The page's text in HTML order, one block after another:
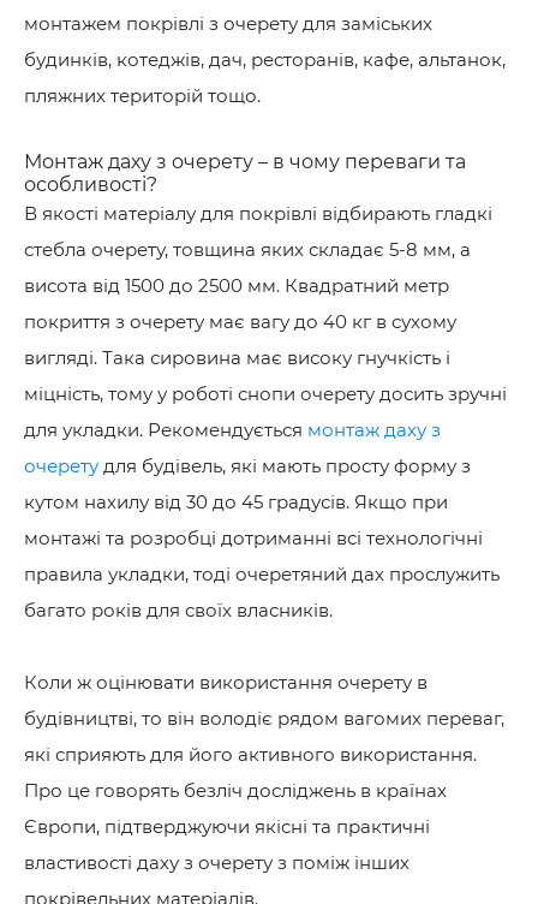
монтажем покрівлі з очерету для заміських
будинків, котеджів, дач, ресторанів, кафе, альтанок,
пляжних територій тощо.
Монтаж даху з очерету – в чому переваги та
особливості?
В якості матеріалу для покрівлі відбирають гладкі
стебла очерету, товщина яких складає 5-8 мм, а
висота від 1500 до 2500 мм. Квадратний метр
покриття з очерету має вагу до 40 кг в сухому
вигляді. Така сировина має високу гнучкість і
міцність, тому у роботі снопи очерету досить зручні
для укладки. Рекомендується монтаж даху з
очерету для будівель, які мають просту форму з
кутом нахилу від 30 до 45 градусів. Якщо при
монтажі та розробці дотриманні всі технологічні
правила укладки, тоді очеретяний дах прослужить
багато років для своїх власників.
Коли ж оцінювати використання очерету в
будівництві, то він володіє рядом вагомих переваг,
які сприяють для його активного використання.
Про це говорять безліч досліджень в країнах
Європи, підтверджуючи якісні та практичні
властивості даху з очерету з поміж інших
покрівельних матеріалів.